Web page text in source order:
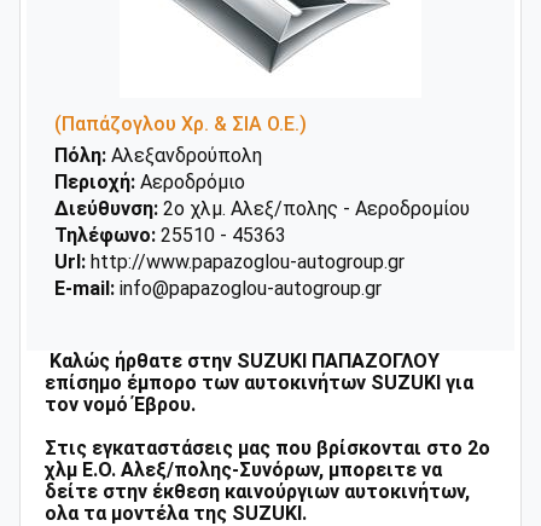
(Παπάζογλου Χρ. & ΣΙΑ Ο.Ε.)
Πόλη: Αλεξανδρούπολη
Περιοχή: Αεροδρόμιο
Διεύθυνση: 2o χλμ. Αλεξ/πολης - Αεροδρομίου
Τηλέφωνο: 25510 - 45363
Url: http://www.papazoglou-autogroup.gr
E-mail: info@papazoglou-autogroup.gr
Καλώς ήρθατε στην SUZUKI ΠΑΠΑΖΟΓΛΟΥ
επίσημο έμπορο των αυτοκινήτων SUZUKI για
τον νομό Έβρου.
Στις εγκαταστάσεις μας που βρίσκονται στο 2ο
χλμ Ε.Ο. Αλεξ/πολης-Συνόρων, μπορειτε να
δείτε στην έκθεση καινούργιων αυτοκινήτων,
ολα τα μοντέλα της SUZUKI.